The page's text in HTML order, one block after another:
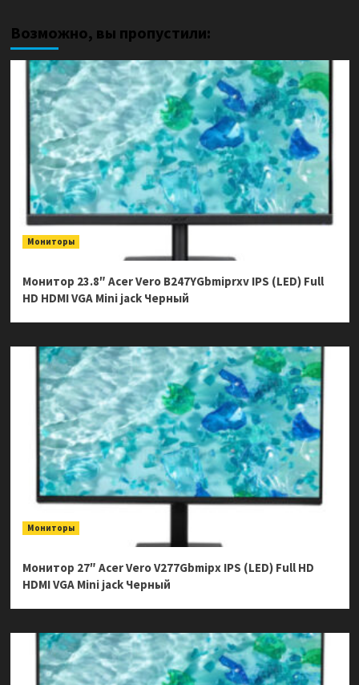
Возможно, вы пропустили:
Мониторы
Монитор 23.8″ Acer Vero B247YGbmiprxv IPS (LED) Full
HD HDMI VGA Mini jack Черный
Мониторы
Монитор 27″ Acer Vero V277Gbmipx IPS (LED) Full HD
HDMI VGA Mini jack Черный